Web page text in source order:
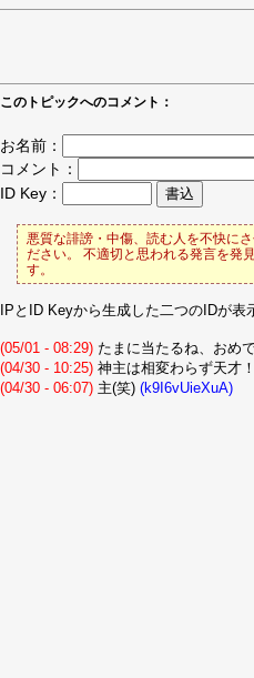
このトピックへのコメント：
お名前：
コメント：
ID Key：
悪質な誹謗・中傷、読む人を不快に
ださい。 不適切と思われる発言を発
す。
IPとID Keyから生成した二つのIDが表
(05/01 - 08:29) たまに当たるね、おめ
(04/30 - 10:25) 神主は相変わらず天才！
(04/30 - 06:07) 主(笑) (k9I6vUieXuA)